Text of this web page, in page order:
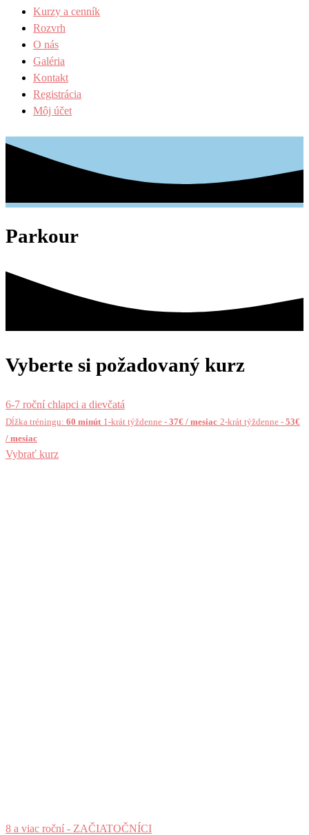
Kurzy a cenník
Rozvrh
O nás
Galéria
Kontakt
Registrácia
Môj účet
Parkour
Vyberte si požadovaný kurz
6-7 roční chlapci a dievčatá
Dĺžka tréningu: 60 minút 1-krát týždenne - 37€ / mesiac 2-krát týždenne - 53€
/ mesiac
Vybrať kurz
8 a viac roční - ZAČIATOČNÍCI